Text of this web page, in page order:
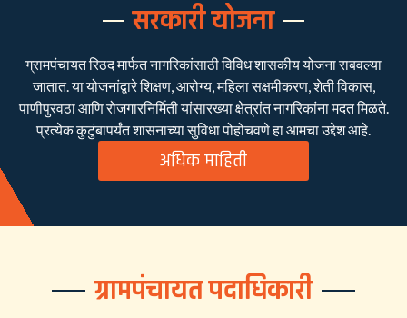
सरकारी योजना
ग्रामपंचायत रिठद मार्फत नागरिकांसाठी विविध शासकीय योजना राबवल्या
जातात. या योजनांद्वारे शिक्षण, आरोग्य, महिला सक्षमीकरण, शेती विकास,
पाणीपुरवठा आणि रोजगारनिर्मिती यांसारख्या क्षेत्रांत नागरिकांना मदत मिळते.
प्रत्येक कुटुंबापर्यंत शासनाच्या सुविधा पोहोचवणे हा आमचा उद्देश आहे.
अधिक माहिती
ग्रामपंचायत पदाधिकारी